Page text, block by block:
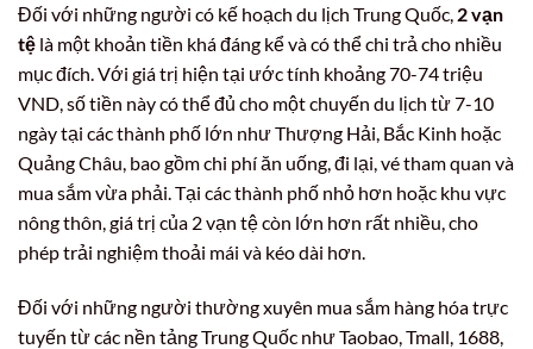
Đối với những người có kế hoạch du lịch Trung Quốc, 2 vạn
tệ là một khoản tiền khá đáng kể và có thể chi trả cho nhiều
mục đích. Với giá trị hiện tại ước tính khoảng 70-74 triệu
VND, số tiền này có thể đủ cho một chuyến du lịch từ 7-10
ngày tại các thành phố lớn như Thượng Hải, Bắc Kinh hoặc
Quảng Châu, bao gồm chi phí ăn uống, đi lại, vé tham quan và
mua sắm vừa phải. Tại các thành phố nhỏ hơn hoặc khu vực
nông thôn, giá trị của 2 vạn tệ còn lớn hơn rất nhiều, cho
phép trải nghiệm thoải mái và kéo dài hơn.
Đối với những người thường xuyên mua sắm hàng hóa trực
tuyến từ các nền tảng Trung Quốc như Taobao, Tmall, 1688,